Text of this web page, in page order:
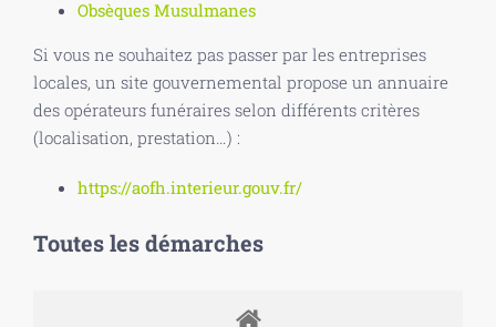
Obsèques Musulmanes
Si vous ne souhaitez pas passer par les entreprises
locales, un site gouvernemental propose un annuaire
des opérateurs funéraires selon différents critères
(localisation, prestation…) :
https://aofh.interieur.gouv.fr/
Toutes les démarches